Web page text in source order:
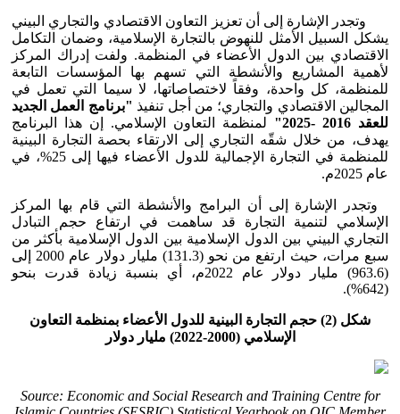
وتجدر الإشارة إلى أن تعزيز التعاون الاقتصادي والتجاري البيني
يشكل السبيل الأمثل للنهوض بالتجارة الإسلامية، وضمان التكامل
الاقتصادي بين الدول الأعضاء في المنظمة. ولفت إدراك المركز
لأهمية المشاريع والأنشطة التي تسهم بها المؤسسات التابعة
للمنظمة، كل واحدة، وفقاً لاختصاصاتها، لا سيما التي تعمل في
المجالين الاقتصادي والتجاري؛ من أجل تنفيذ "برنامج العمل الجديد
للعقد 2016 -2025"
لمنظمة التعاون الإسلامي. إن هذا البرنامج
يهدف، من خلال شقّه التجاري إلى الارتقاء بحصة التجارة البينية
للمنظمة في التجارة الإجمالية للدول الأعضاء فيها إلى 25%، في
عام 2025م.
وتجدر الإشارة إلى أن البرامج والأنشطة التي قام بها المركز
الإسلامي لتنمية التجارة قد ساهمت في ارتفاع حجم التبادل
التجاري البيني بين الدول الإسلامية بين الدول الإسلامية بأكثر من
سبع مرات، حيث ارتفع من نحو (131.3) مليار دولار عام 2000 إلى
(963.6) مليار دولار عام 2022م، أي بنسبة زيادة قدرت بنحو
(642%).
شكل (2) حجم التجارة البينية للدول الأعضاء بمنظمة التعاون
الإسلامي (2000-2022) مليار دولار
Source: Economic and Social Research and Training Centre for